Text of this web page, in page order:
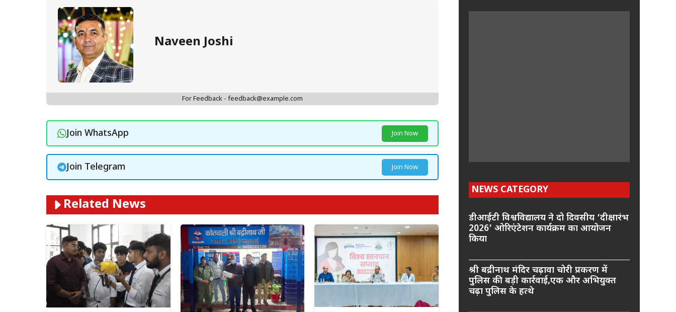
Naveen Joshi
For Feedback - feedback@example.com
Join WhatsApp Join Now
Join Telegram Join Now
Related News
NEWS CATEGORY
डीआईटी विश्वविद्यालय ने दो दिवसीय ‘दीक्षारंभ
2026’ ओरिएंटेशन कार्यक्रम का आयोजन
किया
श्री बद्रीनाथ मंदिर चढ़ावा चोरी प्रकरण में
पुलिस की बड़ी कार्रवाई,एक और अभियुक्त
चढ़ा पुलिस के हत्थे